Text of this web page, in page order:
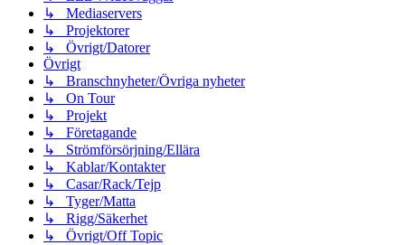
↳ Mediaservers
↳ Projektorer
↳ Övrigt/Datorer
Övrigt
↳ Branschnyheter/Övriga nyheter
↳ On Tour
↳ Projekt
↳ Företagande
↳ Strömförsörjning/Ellära
↳ Kablar/Kontakter
↳ Casar/Rack/Tejp
↳ Tyger/Matta
↳ Rigg/Säkerhet
↳ Övrigt/Off Topic